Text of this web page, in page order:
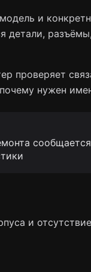
и
детали,
проверяет
нужен
и